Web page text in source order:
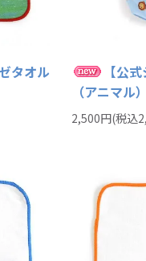
タオル
【公
（アニマ
2,500円(税込